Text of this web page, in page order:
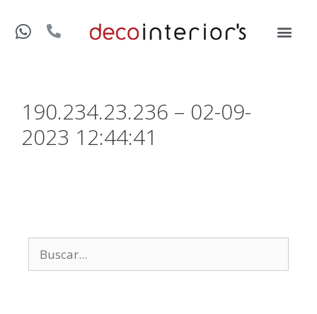
190.234.23.236 – 02-09-
2023 12:44:41